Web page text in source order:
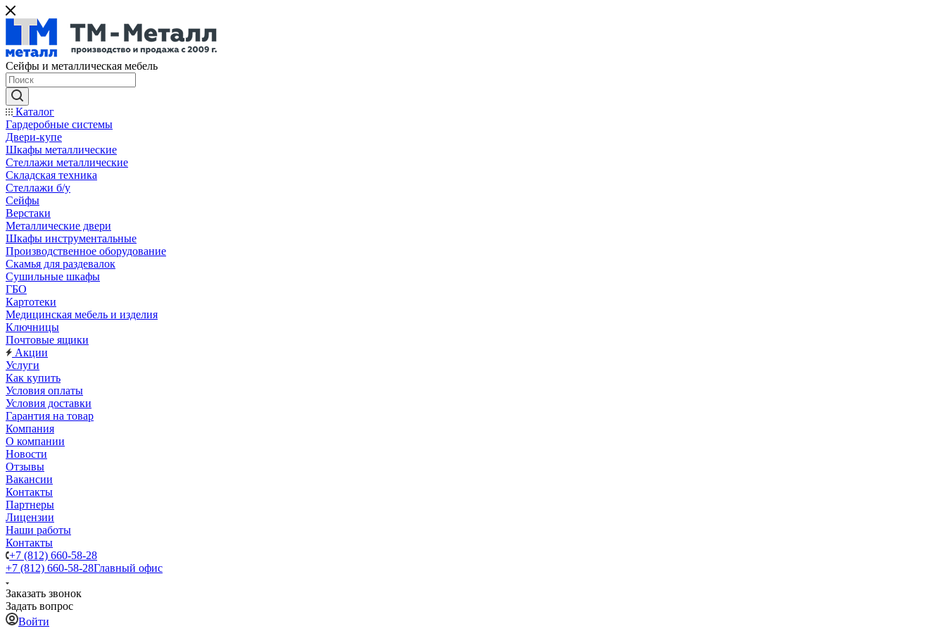
Сейфы и металлическая мебель
Каталог
Гардеробные системы
Двери-купе
Шкафы металлические
Стеллажи металлические
Складская техника
Стеллажи б/у
Сейфы
Верстаки
Металлические двери
Шкафы инструментальные
Производственное оборудование
Скамья для раздевалок
Сушильные шкафы
ГБО
Картотеки
Медицинская мебель и изделия
Ключницы
Почтовые ящики
Акции
Услуги
Как купить
Условия оплаты
Условия доставки
Гарантия на товар
Компания
О компании
Новости
Отзывы
Вакансии
Контакты
Партнеры
Лицензии
Наши работы
Контакты
+7 (812) 660-58-28
+7 (812) 660-58-28Главный офис
Заказать звонок
Задать вопрос
Войти